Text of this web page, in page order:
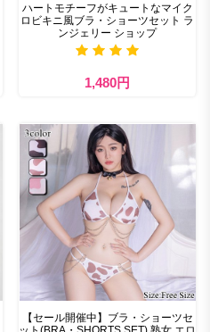
ハートモチーフがキュートなマイク
ロビキニ風ブラ・ショーツセット ラ
ンジェリー ショップ
1,480円
【セール開催中】ブラ・ショーツセ